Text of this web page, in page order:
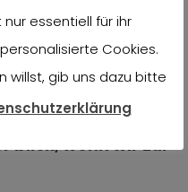
die
blick, wenn wir zur
essentiell für ihr
Cookies.
willst, gib uns dazu bitte